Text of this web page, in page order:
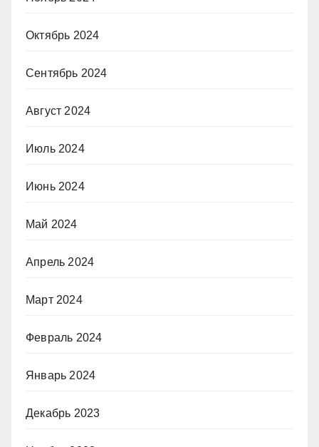
Октябрь 2024
Сентябрь 2024
Август 2024
Июль 2024
Июнь 2024
Май 2024
Апрель 2024
Март 2024
Февраль 2024
Январь 2024
Декабрь 2023